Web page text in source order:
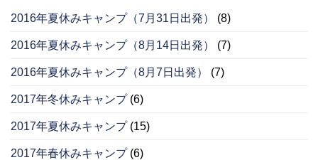
2016年夏休みキャンプ（7月31日出発） (8)
2016年夏休みキャンプ（8月14日出発） (7)
2016年夏休みキャンプ（8月7日出発） (7)
2017年冬休みキャンプ(6)
2017年夏休みキャンプ(15)
2017年春休みキャンプ(6)